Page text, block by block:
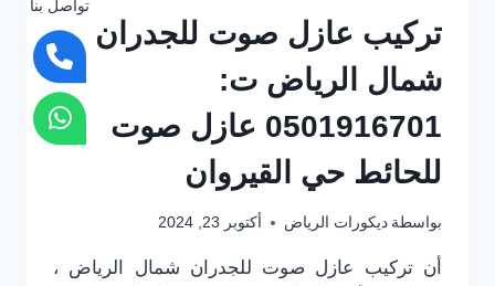
تركيب عازل صوت للجدران
شمال الرياض ت:
0501916701 عازل صوت
للحائط حي القيروان
بواسطة ديكورات الرياض أكتوبر 23, 2024
أن تركيب عازل صوت للجدران شمال الرياض ،
تواصل بنا